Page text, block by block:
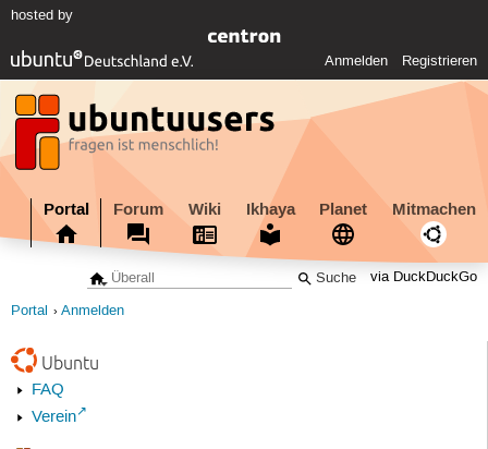
hosted by
Anmelden Registrieren
Portal Forum Wiki Ikhaya Planet Mitmachen
via DuckDuckGo
Portal Anmelden
Ubuntu
FAQ
Verein